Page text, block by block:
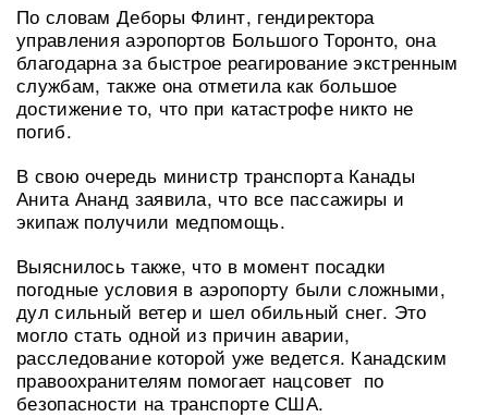
По словам Деборы Флинт, гендиректора
управления аэропортов Большого Торонто, она
благодарна за быстрое реагирование экстренным
службам, также она отметила как большое
достижение то, что при катастрофе никто не
погиб.
В свою очередь министр транспорта Канады
Анита Ананд заявила, что все пассажиры и
экипаж получили медпомощь.
Выяснилось также, что в момент посадки
погодные условия в аэропорту были сложными,
дул сильный ветер и шел обильный снег. Это
могло стать одной из причин аварии,
расследование которой уже ведется. Канадским
правоохранителям помогает нацсовет по
безопасности на транспорте США.